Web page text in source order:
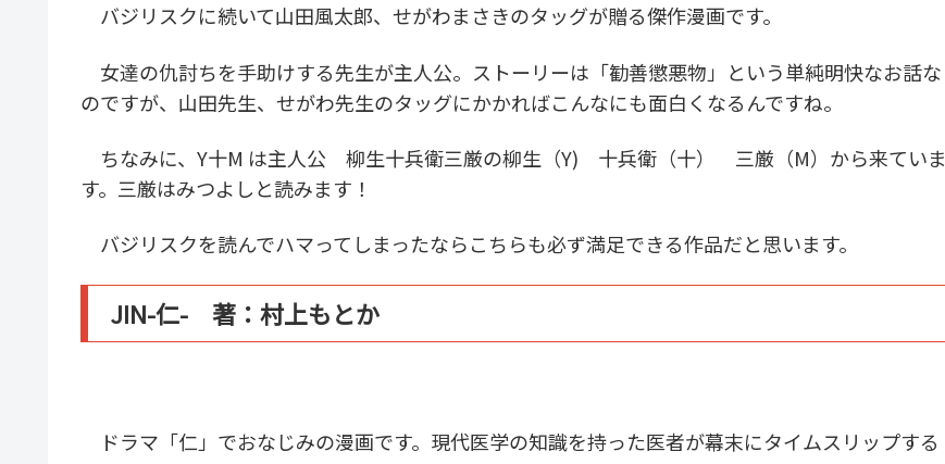
バジリスクに続いて山田風太郎、せがわまさきのタッグが贈る傑作漫画です。
女達の仇討ちを手助けする先生が主人公。ストーリーは「勧善懲悪物」という単純明快なお話な
のですが、山田先生、せがわ先生のタッグにかかればこんなにも面白くなるんですね。
ちなみに、Y十M は主人公 柳生十兵衛三厳の柳生（Y) 十兵衛（十） 三厳（M）から来ていま
す。三厳はみつよしと読みます！
バジリスクを読んでハマってしまったならこちらも必ず満足できる作品だと思います。
JIN-仁- 著：村上もとか
ドラマ「仁」でおなじみの漫画です。現代医学の知識を持った医者が幕末にタイムスリップする